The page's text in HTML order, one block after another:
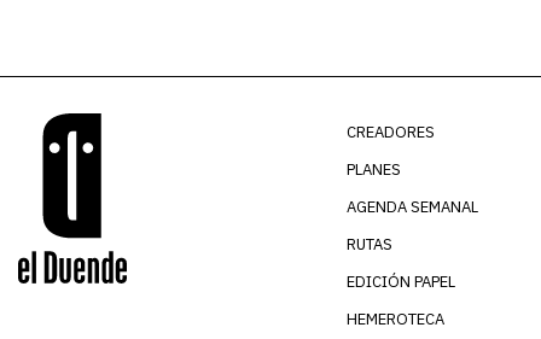
CREADORES
PLANES
AGENDA SEMANAL
RUTAS
EDICIÓN PAPEL
HEMEROTECA